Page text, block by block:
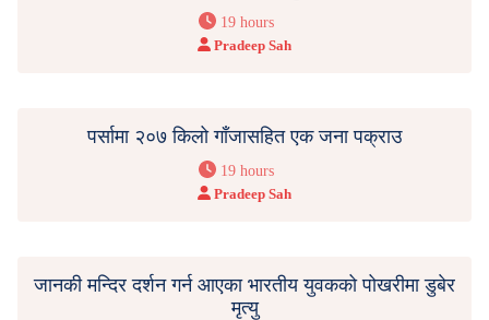
19 hours
Pradeep Sah
पर्सामा २०७ किलो गाँजासहित एक जना पक्राउ
19 hours
Pradeep Sah
जानकी मन्दिर दर्शन गर्न आएका भारतीय युवकको पोखरीमा डुबेर
मृत्यु